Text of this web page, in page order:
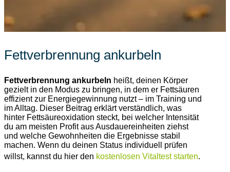
Fettverbrennung ankurbeln
Fettverbrennung ankurbeln heißt, deinen Körper
gezielt in den Modus zu bringen, in dem er Fettsäuren
effizient zur Energiegewinnung nutzt – im Training und
im Alltag. Dieser Beitrag erklärt verständlich, was
hinter Fettsäureoxidation steckt, bei welcher Intensität
du am meisten Profit aus Ausdauereinheiten ziehst
und welche Gewohnheiten die Ergebnisse stabil
machen. Wenn du deinen Status individuell prüfen
willst, kannst du hier den kostenlosen Vitaltest starten.